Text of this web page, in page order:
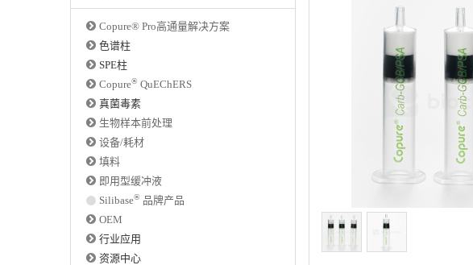
Copure® Pro高通量解决方案
色谱柱
SPE柱
Copure® QuEChERS
真菌毒素
生物样本前处理
设备/耗材
填料
即用型缓冲液
Silibase® 品牌产品
OEM
行业应用
资源中心